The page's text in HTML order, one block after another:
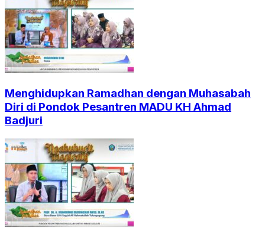
Menghidupkan Ramadhan dengan Muhasabah
Diri di Pondok Pesantren MADU KH Ahmad
Badjuri